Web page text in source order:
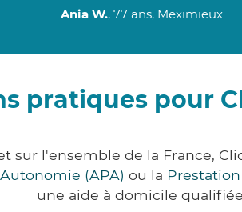
Ania W., 77 ans, Meximieux
pratiques pour
l'ensemble de la France,
(APA) ou la
une aide à domicile